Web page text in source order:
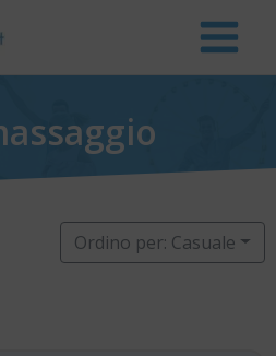
Ordino per: Casuale